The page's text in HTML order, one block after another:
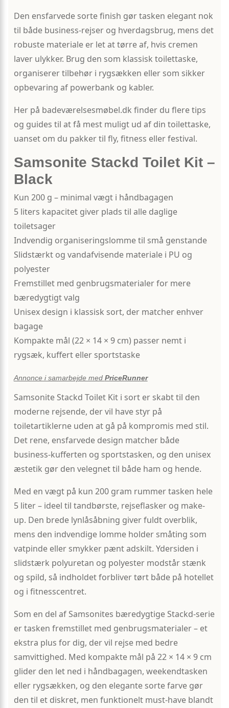
Den ensfarvede sorte finish gør tasken elegant nok
til både business-rejser og hverdagsbrug, mens det
robuste materiale er let at tørre af, hvis cremen
laver ulykker. Brug den som klassisk toilettaske,
organiserer tilbehør i rygsækken eller som sikker
opbevaring af powerbank og kabler.
Her på badeværelsesmøbel.dk finder du flere tips
og guides til at få mest muligt ud af din toilettaske,
uanset om du pakker til fly, fitness eller festival.
Samsonite Stackd Toilet Kit –
Black
Kun 200 g – minimal vægt i håndbagagen
5 liters kapacitet giver plads til alle daglige
toiletsager
Indvendig organiseringslomme til små genstande
Slidstærkt og vandafvisende materiale i PU og
polyester
Fremstillet med genbrugsmaterialer for mere
bæredygtigt valg
Unisex design i klassisk sort, der matcher enhver
bagage
Kompakte mål (22 × 14 × 9 cm) passer nemt i
rygsæk, kuffert eller sportstaske
Annonce i samarbejde med PriceRunner
Samsonite Stackd Toilet Kit i sort er skabt til den
moderne rejsende, der vil have styr på
toiletartiklerne uden at gå på kompromis med stil.
Det rene, ensfarvede design matcher både
business-kufferten og sportstasken, og den unisex
æstetik gør den velegnet til både ham og hende.
Med en vægt på kun 200 gram rummer tasken hele
5 liter – ideel til tandbørste, rejseflasker og make-
up. Den brede lynlåsåbning giver fuldt overblik,
mens den indvendige lomme holder småting som
vatpinde eller smykker pænt adskilt. Ydersiden i
slidstærk polyuretan og polyester modstår stænk
og spild, så indholdet forbliver tørt både på hotellet
og i fitnesscentret.
Som en del af Samsonites bæredygtige Stackd-serie
er tasken fremstillet med genbrugsmaterialer – et
ekstra plus for dig, der vil rejse med bedre
samvittighed. Med kompakte mål på 22 × 14 × 9 cm
glider den let ned i håndbagagen, weekendtasken
eller rygsækken, og den elegante sorte farve gør
den til et diskret, men funktionelt must-have blandt